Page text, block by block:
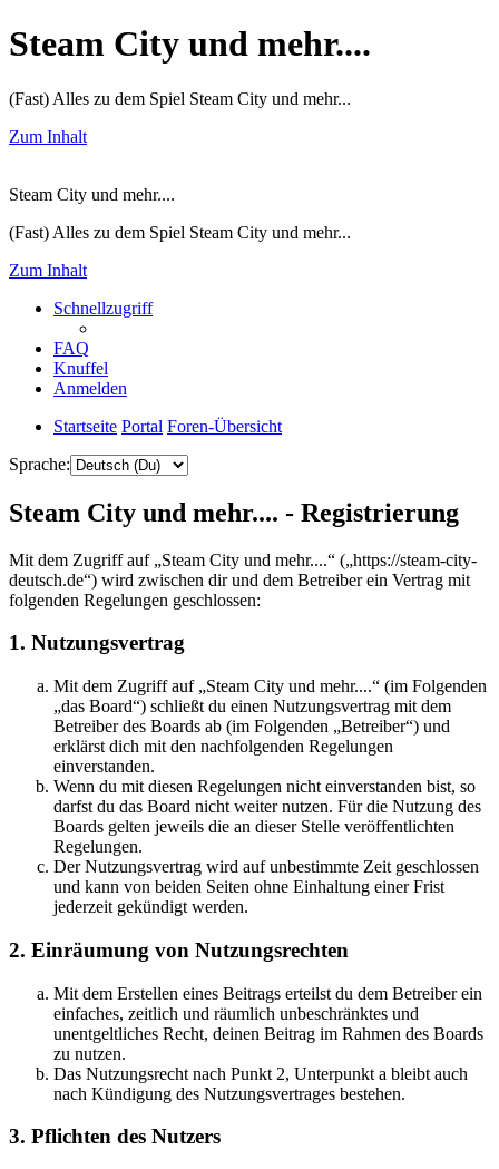
Steam City und mehr....
(Fast) Alles zu dem Spiel Steam City und mehr...
Zum Inhalt
Steam City und mehr....
(Fast) Alles zu dem Spiel Steam City und mehr...
Zum Inhalt
Schnellzugriff
FAQ
Knuffel
Anmelden
Startseite Portal Foren-Übersicht
Sprache:
Steam City und mehr.... - Registrierung
Mit dem Zugriff auf „Steam City und mehr....“ („https://steam-city-
deutsch.de“) wird zwischen dir und dem Betreiber ein Vertrag mit
folgenden Regelungen geschlossen:
1. Nutzungsvertrag
Mit dem Zugriff auf „Steam City und mehr....“ (im Folgenden
„das Board“) schließt du einen Nutzungsvertrag mit dem
Betreiber des Boards ab (im Folgenden „Betreiber“) und
erklärst dich mit den nachfolgenden Regelungen
einverstanden.
Wenn du mit diesen Regelungen nicht einverstanden bist, so
darfst du das Board nicht weiter nutzen. Für die Nutzung des
Boards gelten jeweils die an dieser Stelle veröffentlichten
Regelungen.
Der Nutzungsvertrag wird auf unbestimmte Zeit geschlossen
und kann von beiden Seiten ohne Einhaltung einer Frist
jederzeit gekündigt werden.
2. Einräumung von Nutzungsrechten
Mit dem Erstellen eines Beitrags erteilst du dem Betreiber ein
einfaches, zeitlich und räumlich unbeschränktes und
unentgeltliches Recht, deinen Beitrag im Rahmen des Boards
zu nutzen.
Das Nutzungsrecht nach Punkt 2, Unterpunkt a bleibt auch
nach Kündigung des Nutzungsvertrages bestehen.
3. Pflichten des Nutzers